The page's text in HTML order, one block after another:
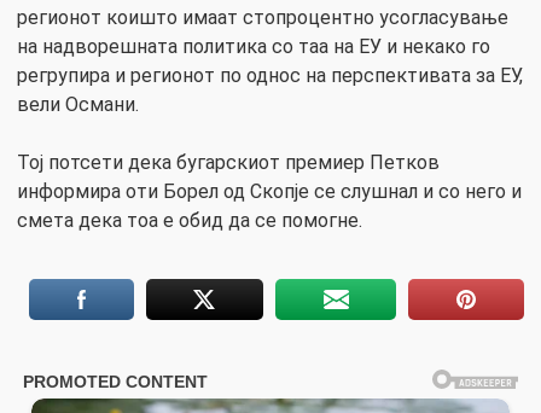
регионот коишто имаат стопроцентно усогласување
на надворешната политика со таа на ЕУ и некако го
регрупира и регионот по однос на перспективата за ЕУ,
вели Османи.
Тој потсети дека бугарскиот премиер Петков
информира оти Борел од Скопје се слушнал и со него и
смета дека тоа е обид да се помогне.